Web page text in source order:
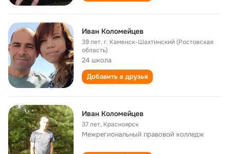
Иван Коломейцев
39 лет,г. Каменск-Шахтинский (Ростовская
область)
24 школа
Добавить в друзья
Иван Коломейцев
37 лет, Красноярск
Межрегиональный правовой колледж